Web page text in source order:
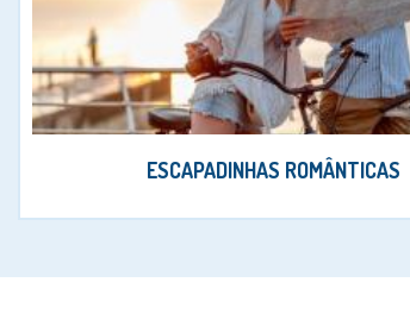
ESCAPADINHAS ROMÂNTICAS